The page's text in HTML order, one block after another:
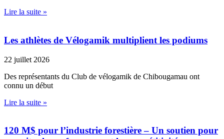
Lire la suite »
Les athlètes de Vélogamik multiplient les podiums
22 juillet 2026
Des représentants du Club de vélogamik de Chibougamau ont
connu un début
Lire la suite »
120 M$ pour l’industrie forestière – Un soutien pour